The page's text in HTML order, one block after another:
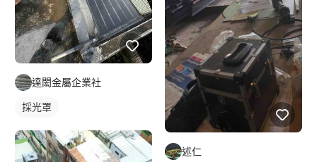
達閎金屬企業社
採光罩
述仁